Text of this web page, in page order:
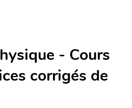
- Cours
corrigés de